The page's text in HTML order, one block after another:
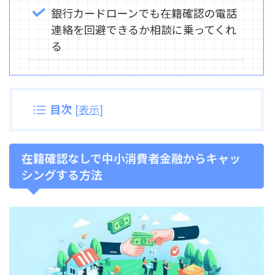
銀行カードローンでも在籍確認の電話
連絡を回避できるか相談に乗ってくれ
る
目次 [表示]
在籍確認なしで中小消費者金融からキャッ
シングする方法